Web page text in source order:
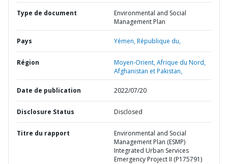
Type de document
Environmental and Social
Management Plan
Pays Yémen,République du,
Région
Moyen-Orient, Afrique du Nord,
Afghanistan et Pakistan,
Date de publication 2022/07/20
Disclosure Status Disclosed
Titre du rapport
Environmental and Social
Management Plan (ESMP)
Integrated Urban Services
Emergency Project II (P175791)